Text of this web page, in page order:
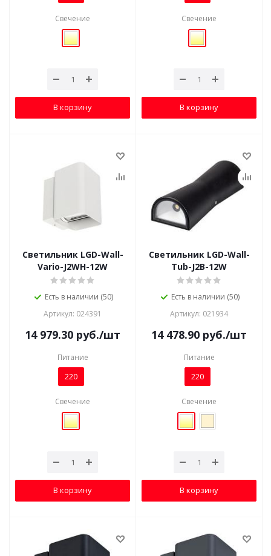
Свечение
В корзину
Свечение
В корзину
Светильник LGD-Wall-
Vario-J2WH-12W
Есть в наличии (50)
Артикул: 024391
14 979.30 руб./шт
Питание
220
Свечение
В корзину
Светильник LGD-Wall-
Tub-J2B-12W
Есть в наличии (50)
Артикул: 021934
14 478.90 руб./шт
Питание
220
Свечение
В корзину